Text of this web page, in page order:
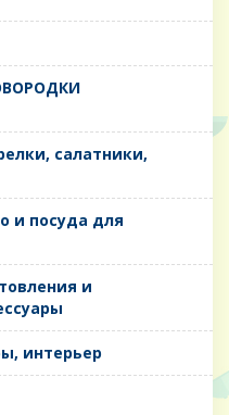
салатники,
и посуда для
и
интерьер